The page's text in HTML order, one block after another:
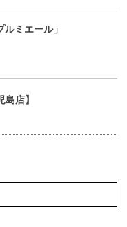
ミエール」
店】